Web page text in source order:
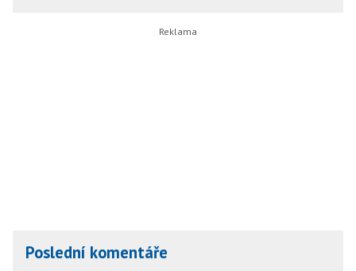
Poslední komentáře